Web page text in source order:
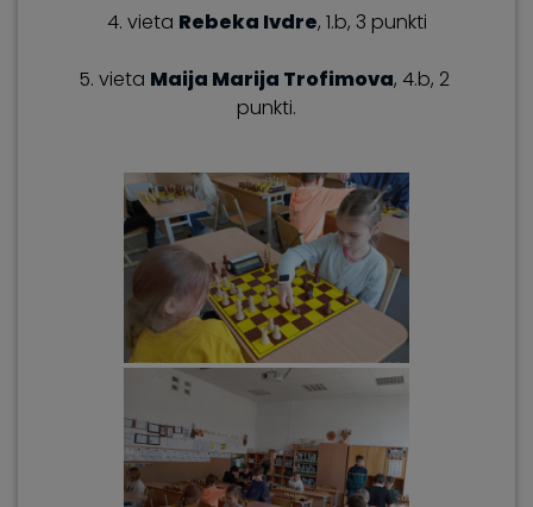
4. vieta Rebeka Ivdre, 1.b, 3 punkti
5. vieta Maija Marija Trofimova, 4.b, 2
punkti.